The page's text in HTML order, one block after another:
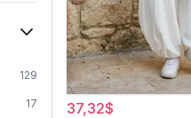
129
17 37,32$